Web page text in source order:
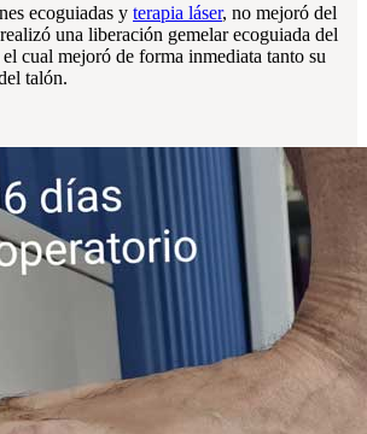
ecoguiadas y terapia láser, no mejoró del
una liberación gemelar ecoguiada del
cual mejoró de forma inmediata tanto su
talón.